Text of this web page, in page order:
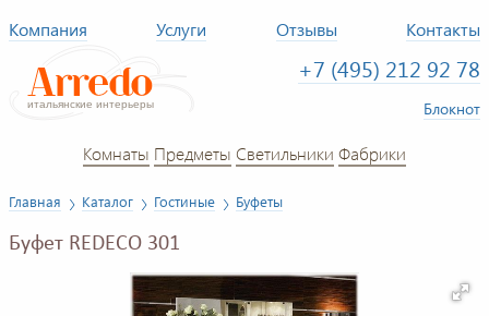
Компания Услуги Отзывы Контакты
+7 (495) 212 92 78
Блокнот
Комнаты Предметы Светильники Фабрики
Главная Каталог Гостиные Буфеты
Буфет REDECO 301